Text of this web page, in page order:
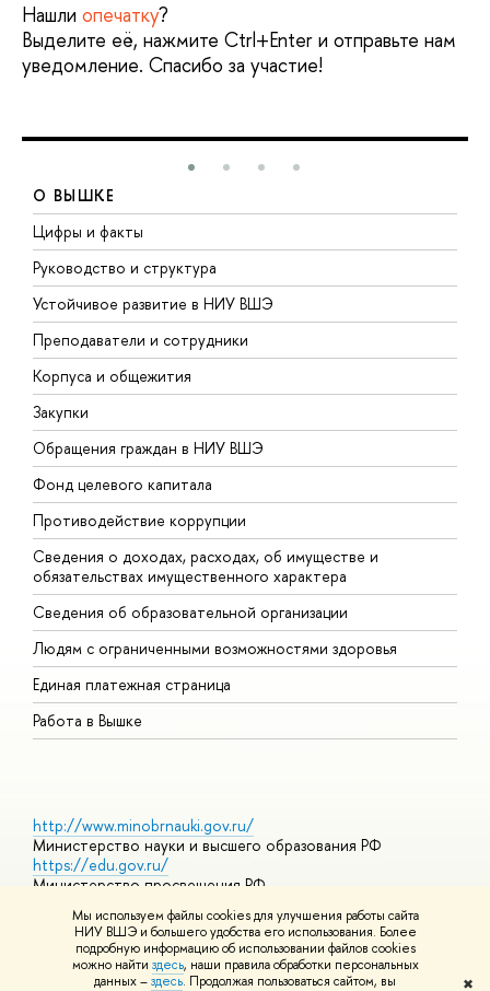
Мы используем файлы cookies для улучшения работы сайта
НИУ ВШЭ и большего удобства его использования. Более
подробную информацию об использовании файлов cookies
можно найти здесь, наши правила обработки персональных
данных –здесь. Продолжая пользоваться сайтом, вы
✖
Нашли опечатку?
Выделите её, нажмите Ctrl+Enter и отправьте нам
уведомление. Спасибо за участие!
О ВЫШКЕ
Цифры и факты
Руководство и структура
Устойчивое развитие в НИУ ВШЭ
Преподаватели и сотрудники
Корпуса и общежития
Закупки
Обращения граждан в НИУ ВШЭ
Фонд целевого капитала
Противодействие коррупции
Сведения о доходах, расходах, об имуществе и
обязательствах имущественного характера
Сведения об образовательной организации
Людям с ограниченными возможностями здоровья
Единая платежная страница
Работа в Вышке
http://www.minobrnauki.gov.ru/
Министерство науки и высшего образования РФ
https://edu.gov.ru/
Министерство просвещения РФ
https://elearning.hse.ru/mooc
Массовые открытые онлайн-курсы